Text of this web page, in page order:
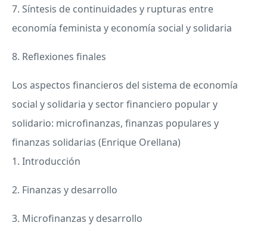
7. Síntesis de continuidades y rupturas entre
economía feminista y economía social y solidaria
8. Reflexiones finales
Los aspectos financieros del sistema de economía
social y solidaria y sector financiero popular y
solidario: microfinanzas, finanzas populares y
finanzas solidarias (Enrique Orellana)
1. Introducción
2. Finanzas y desarrollo
3. Microfinanzas y desarrollo